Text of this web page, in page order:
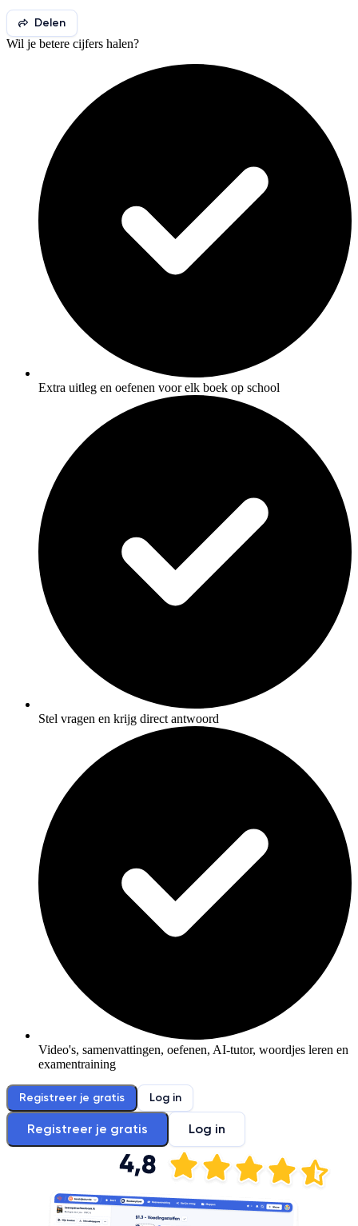
Delen
Wil je betere cijfers halen?
Extra uitleg en oefenen voor elk boek op school
Stel vragen en krijg direct antwoord
Video's, samenvattingen, oefenen, AI-tutor, woordjes leren en
examentraining
Registreer je gratis Log in
Registreer je gratis Log in